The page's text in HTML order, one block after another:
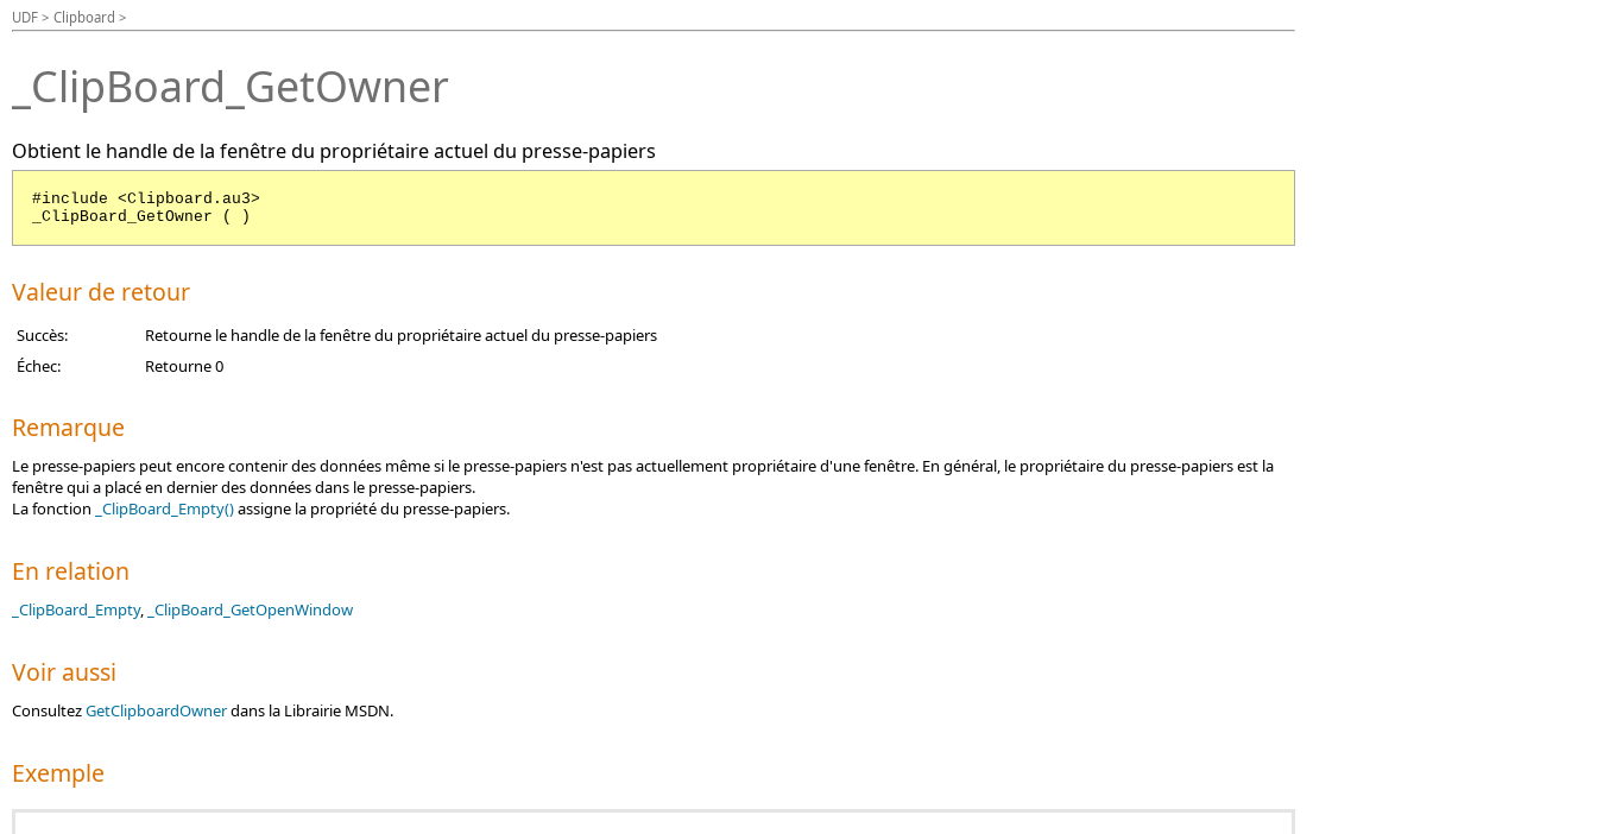
UDF > Clipboard >
_ClipBoard_GetOwner
Obtient le handle de la fenêtre du propriétaire actuel du presse-papiers
#include <Clipboard.au3>
_ClipBoard_GetOwner ( )
Valeur de retour
Succès:
Retourne le handle de la fenêtre du propriétaire actuel du presse-papiers
Échec:
Retourne 0
Remarque
Le presse-papiers peut encore contenir des données même si le presse-papiers n'est pas actuellement propriétaire d'une fenêtre. En général, le propriétaire du presse-papiers est la
fenêtre qui a placé en dernier des données dans le presse-papiers.
La fonction _ClipBoard_Empty()assigne la propriété du presse-papiers.
En relation
_ClipBoard_Empty, _ClipBoard_GetOpenWindow
Voir aussi
ConsultezGetClipboardOwnerdans la Librairie MSDN.
Exemple